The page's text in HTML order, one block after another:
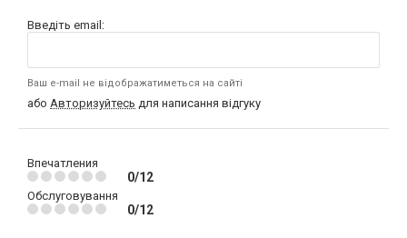
Введіть email:
Ваш e-mail не відображатиметься на сайті
або Авторизуйтесь для написання відгуку
Впечатления
0/12
Обслуговування
0/12